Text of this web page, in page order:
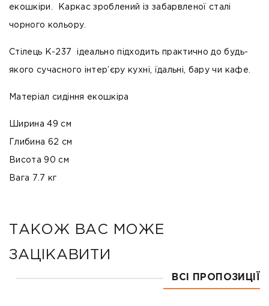
екошкіри. Каркас зроблений із забарвленої сталі
чорного кольору.
Стілець К-237 ідеально підходить практично до будь-
якого сучасного інтер’єру кухні, їдальні, бару чи кафе.
Матеріал сидіння екошкіра
Ширина 49 см
Глибина 62 см
Висота 90 см
Вага 7.7 ​​кг
ТАКОЖ ВАС МОЖЕ
ЗАЦІКАВИТИ
ВСІ ПРОПОЗИЦІЇ